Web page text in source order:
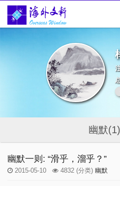
幽默(1)
幽默一则: “滑乎，溜乎？”
2015-05-10 4832 (分类) 幽默